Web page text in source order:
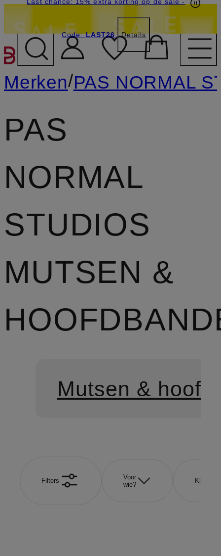
GA NAAR
Code:LAST26 Details
Merken/PAS NORMAL
PAS
NORMAL
STUDIOS
MUTSEN &
Mutsen &
Filters
Voor
wie?
Kleur